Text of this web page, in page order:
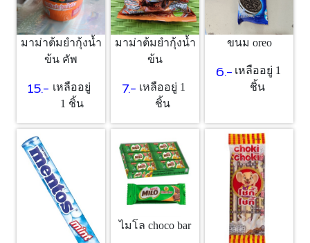
มาม่าต้มยำกุ้งน้ำ
ข้น คัพ
15.- เหลืออยู่
1 ชิ้น
มาม่าต้มยำกุ้งน้ำ
ข้น
7.- เหลืออยู่ 1
ชิ้น
ขนม oreo
6.- เหลืออยู่ 1
ชิ้น
ไมโล choco bar